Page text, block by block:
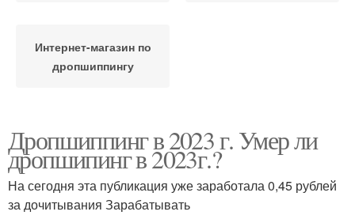
Интернет-магазин по
дропшиппингу
Дропшиппинг в 2023 г. Умер ли
дропшипинг в 2023г.?
На сегодня эта публикация уже заработала 0,45 рублей
за дочитывания Зарабатывать